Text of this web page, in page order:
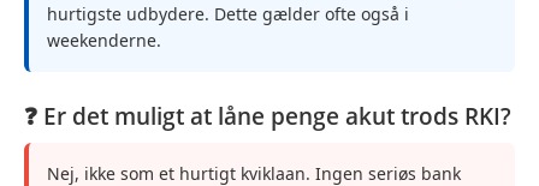
hurtigste udbydere. Dette gælder ofte også i
weekenderne.
❓ Er det muligt at låne penge akut trods RKI?
Nej, ikke som et hurtigt kviklaan. Ingen seriøs bank